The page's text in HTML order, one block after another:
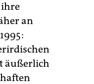
ihre
an
äußerlich